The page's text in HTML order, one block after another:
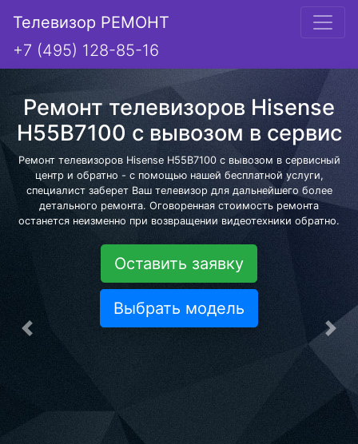
Телевизор РЕМОНТ
+7 (495) 128-85-16
Ремонт телевизоров Hisense
H55B7100 с вывозом в сервис
Ремонт телевизоров Hisense H55B7100 с вывозом в сервисный
центр и обратно - с помощью нашей бесплатной услуги,
специалист заберет Ваш телевизор для дальнейшего более
детального ремонта. Оговоренная стоимость ремонта
останется неизменно при возвращении видеотехники обратно.
Оставить заявку
Выбрать модель
Предыдущая